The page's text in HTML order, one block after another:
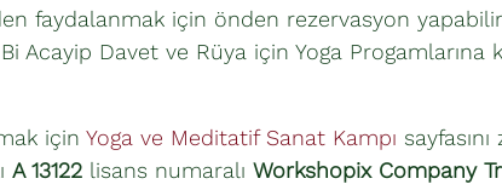
faydalanmak için önden rezervasyon
Acayip Davet ve Rüya için Yoga Progamlarına
için Yoga ve Meditatif Sanat Kampı
A 13122lisans numaralı Workshopix Company